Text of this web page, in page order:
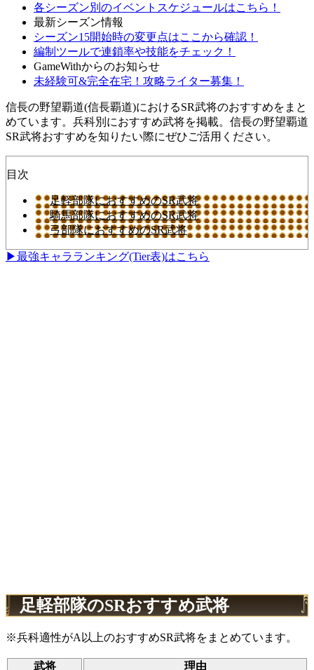
各シーズン別のイベントスケジュールはこちら！
最新シーズン情報
シーズン15開始時の変更点はここから確認！
編制ツールで連鎖率や技能をチェック！
GameWithからのお知らせ
未経験可&完全在宅！攻略ライター募集！
信長の野望覇道(信長覇道)におけるSR武将のおすすめをまと
めています。兵科別におすすめ武将を掲載。信長の野望覇道
SR武将おすすめを知りたい際にぜひご活用ください。
目次
足軽部隊におすすめのSR武将
騎馬部隊におすすめのSR武将
弓部隊におすすめのSR武将
▶最強キャラランキング(Tier表)はこちら
足軽部隊のSRおすすめ武将
※兵科適性がA以上のおすすめSR武将をまとめています。
武将 理由